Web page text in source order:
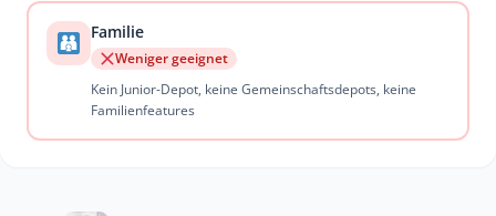
Familie
Weniger geeignet
Kein Junior-Depot, keine Gemeinschaftsdepots, keine
Familienfeatures